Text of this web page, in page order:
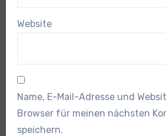
Website
Name, E-Mail-Adresse und
Browser für meinen nächsten
speichern.